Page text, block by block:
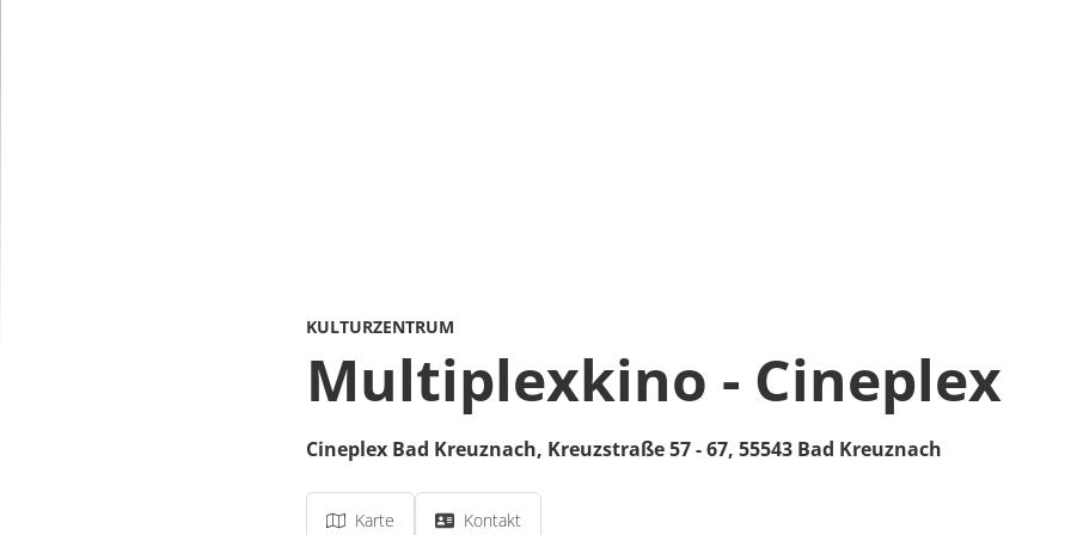
KULTURZENTRUM
Multiplexkino - Cineplex
Cineplex Bad Kreuznach, Kreuzstraße 57 - 67, 55543 Bad Kreuznach
Karte Kontakt